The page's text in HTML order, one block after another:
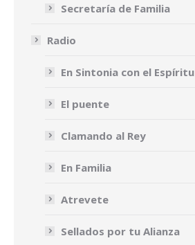
Secretaría de Familia
Radio
En Sintonia con el Espíritu
El puente
Clamando al Rey
En Familia
Atrevete
Sellados por tu Alianza